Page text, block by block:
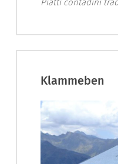
Piatti contadini
Klammeben